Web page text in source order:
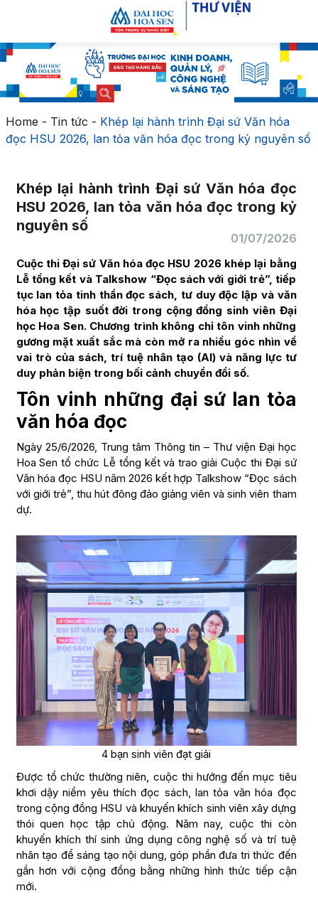
Home - Tin tức - Khép lại hành trình Đại sứ Văn hóa
đọc HSU 2026, lan tỏa văn hóa đọc trong kỷ nguyên số
Khép lại hành trình Đại sứ Văn hóa đọc
HSU 2026, lan tỏa văn hóa đọc trong kỷ
nguyên số
01/07/2026
Cuộc thi Đại sứ Văn hóa đọc HSU 2026 khép lại bằng
Lễ tổng kết và Talkshow “Đọc sách với giới trẻ”, tiếp
tục lan tỏa tinh thần đọc sách, tư duy độc lập và văn
hóa học tập suốt đời trong cộng đồng sinh viên Đại
học Hoa Sen. Chương trình không chỉ tôn vinh những
gương mặt xuất sắc mà còn mở ra nhiều góc nhìn về
vai trò của sách, trí tuệ nhân tạo (AI) và năng lực tư
duy phản biện trong bối cảnh chuyển đổi số.
Tôn vinh những đại sứ lan tỏa
văn hóa đọc
Ngày 25/6/2026, Trung tâm Thông tin – Thư viện Đại học
Hoa Sen tổ chức Lễ tổng kết và trao giải Cuộc thi Đại sứ
Văn hóa đọc HSU năm 2026 kết hợp Talkshow “Đọc sách
với giới trẻ”, thu hút đông đảo giảng viên và sinh viên tham
dự.
4 bạn sinh viên đạt giải
Được tổ chức thường niên, cuộc thi hướng đến mục tiêu
khơi dậy niềm yêu thích đọc sách, lan tỏa văn hóa đọc
trong cộng đồng HSU và khuyến khích sinh viên xây dựng
thói quen học tập chủ động. Năm nay, cuộc thi còn
khuyến khích thí sinh ứng dụng công nghệ số và trí tuệ
nhân tạo để sáng tạo nội dung, góp phần đưa tri thức đến
gần hơn với cộng đồng bằng những hình thức tiếp cận
mới.